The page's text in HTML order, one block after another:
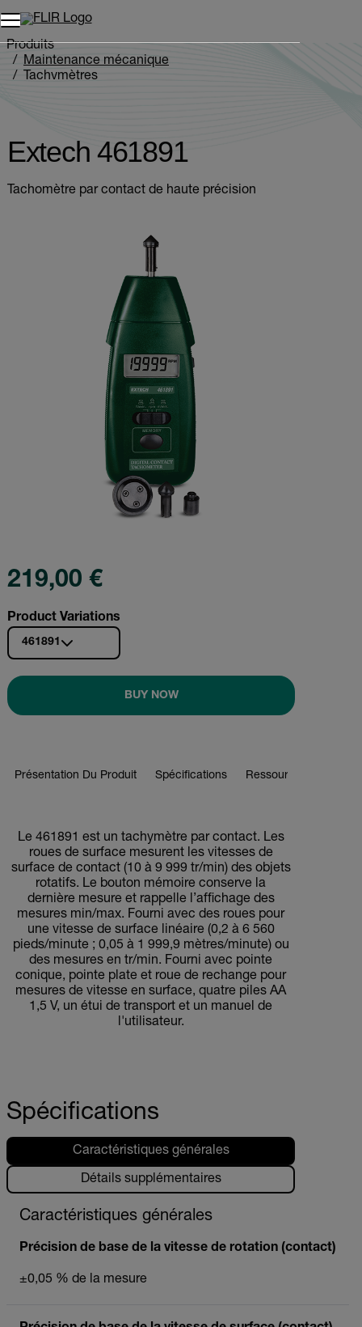
Unread messages
Modèle
Supprimer
articles
Ajouter au panier
Ajouté au panier
Produits
Maintenance mécanique
Tachymètres
Extech 461891
Tachomètre par contact de haute précision
219,00 €
Product Variations
461891
BUY NOW
Présentation Du Produit Spécifications Ressources Et
Le 461891 est un tachymètre par contact. Les
roues de surface mesurent les vitesses de
surface de contact (10 à 9 999 tr/min) des objets
rotatifs. Le bouton mémoire conserve la
dernière mesure et rappelle l’affichage des
mesures min/max. Fourni avec des roues pour
une vitesse de surface linéaire (0,2 à 6 560
pieds/minute ; 0,05 à 1 999,9 mètres/minute) ou
des mesures en tr/min. Fourni avec pointe
conique, pointe plate et roue de rechange pour
mesures de vitesse en surface, quatre piles AA
1,5 V, un étui de transport et un manuel de
l'utilisateur.
Spécifications
Caractéristiques générales
Détails supplémentaires
Caractéristiques générales
Précision de base de la vitesse de rotation (contact)
±0,05 % de la mesure